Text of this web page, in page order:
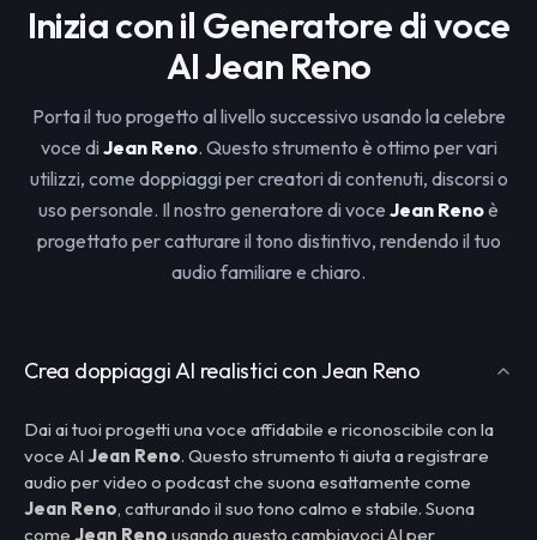
Inizia con il Generatore di voce
AI Jean Reno
Porta il tuo progetto al livello successivo usando la celebre
voce diJean Reno. Questo strumento è ottimo per vari
utilizzi, come doppiaggi per creatori di contenuti, discorsi o
uso personale. Il nostro generatore di voce Jean Renoè
progettato per catturare il tono distintivo, rendendo il tuo
audio familiare e chiaro.
Crea doppiaggi AI realistici con Jean Reno
Dai ai tuoi progetti una voce affidabile e riconoscibile con la
voce AI Jean Reno. Questo strumento ti aiuta a registrare
audio per video o podcast che suona esattamente come
Jean Reno, catturando il suo tono calmo e stabile. Suona
come Jean Reno usando questo cambiavoci AI per